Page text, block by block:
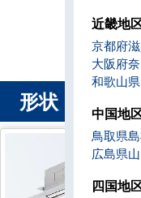
福岡県
形状 から
近畿地
京都府
大阪府
和歌山県
中国地
鳥取県
広島県
四国地